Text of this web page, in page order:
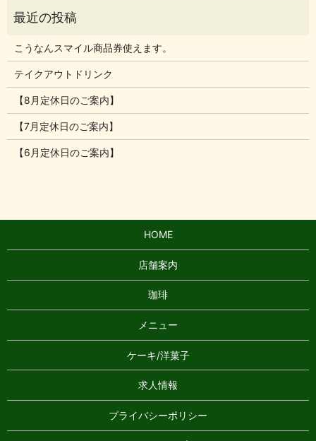
こうなんスマイル商品券使えます。
テイクアウトドリンク
【8月定休日のご案内】
【7月定休日のご案内】
【6月定休日のご案内】
HOME
店舗案内
珈琲
メニュー
ケーキ/洋菓子
求人情報
プライバシーポリシー